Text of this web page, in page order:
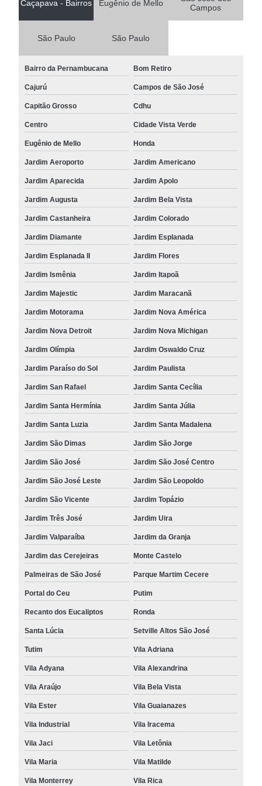
Caçapava - Bairros Eugênio de Mello
Campos
São Paulo São Paulo
Bairro da Pernambucana Bom Retiro
Cajurú Campos de São José
Capitão Grosso Cdhu
Centro Cidade Vista Verde
Eugênio de Mello Honda
Jardim Aeroporto Jardim Americano
Jardim Aparecida Jardim Apolo
Jardim Augusta Jardim Bela Vista
Jardim Castanheira Jardim Colorado
Jardim Diamante Jardim Esplanada
Jardim Esplanada II Jardim Flores
Jardim Ismênia Jardim Itapoã
Jardim Majestic Jardim Maracanã
Jardim Motorama Jardim Nova América
Jardim Nova Detroit Jardim Nova Michigan
Jardim Olímpia Jardim Oswaldo Cruz
Jardim Paraíso do Sol Jardim Paulista
Jardim San Rafael Jardim Santa Cecília
Jardim Santa Hermínia Jardim Santa Júlia
Jardim Santa Luzia Jardim Santa Madalena
Jardim São Dimas Jardim São Jorge
Jardim São José Jardim São José Centro
Jardim São José Leste Jardim São Leopoldo
Jardim São Vicente Jardim Topázio
Jardim Três José Jardim Uira
Jardim Valparaíba Jardim da Granja
Jardim das Cerejeiras Monte Castelo
Palmeiras de São José Parque Martim Cecere
Portal do Ceu Putim
Recanto dos Eucaliptos Ronda
Santa Lúcia Setville Altos São José
Tutim Vila Adriana
Vila Adyana Vila Alexandrina
Vila Araújo Vila Bela Vista
Vila Ester Vila Guaianazes
Vila Industrial Vila Iracema
Vila Jaci Vila Letônia
Vila Maria Vila Matilde
Vila Monterrey Vila Rica